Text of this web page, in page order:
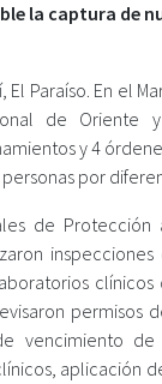
la captura de
El Paraíso. En el
de Oriente
y 4
por
de
clínicos
permisos
vencimiento de
aplicación